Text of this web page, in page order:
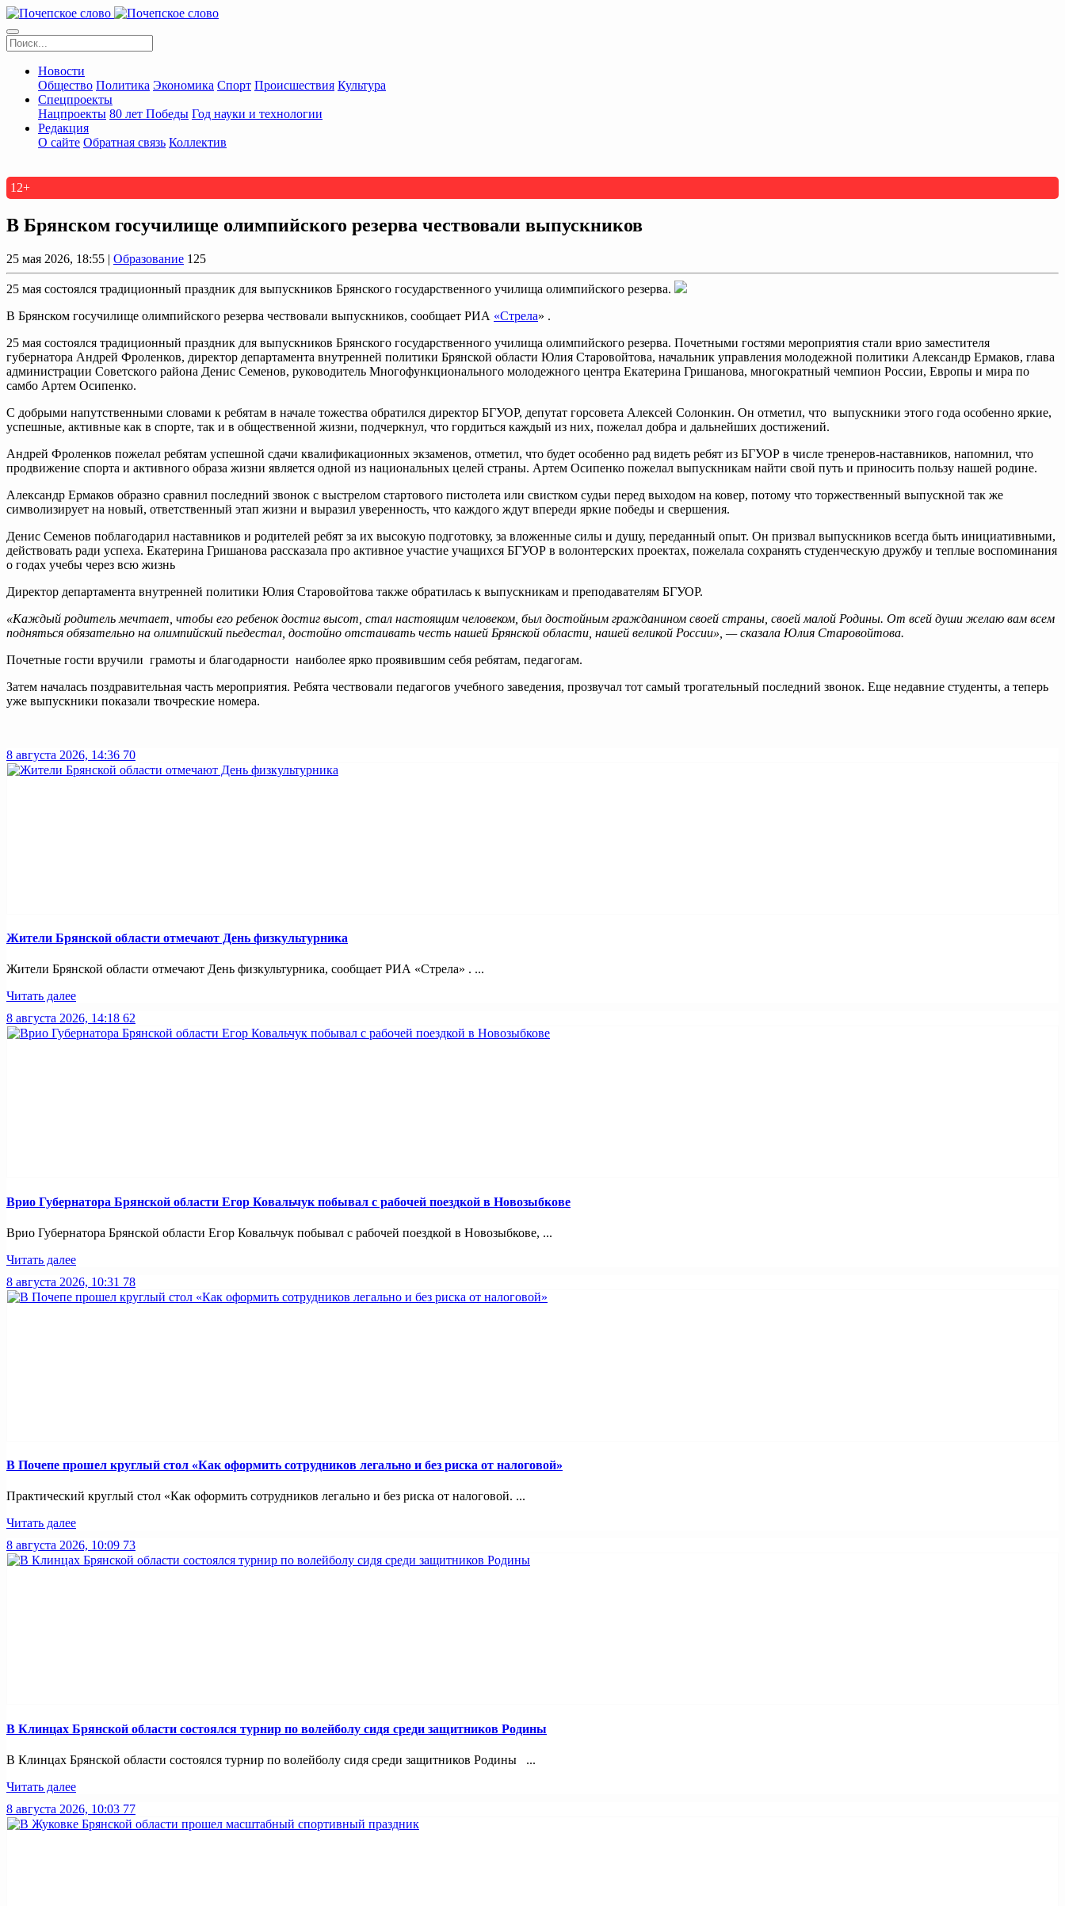
Новости
Общество Политика Экономика Спорт Происшествия Культура
Спецпроекты
Нацпроекты 80 лет Победы Год науки и технологии
Редакция
О сайте Обратная связь Коллектив
12+
В Брянском госучилище олимпийского резерва чествовали выпускников
25 мая 2026, 18:55 | Образование 125
25 мая состоялся традиционный праздник для выпускников Брянского государственного училища олимпийского резерва.
В Брянском госучилище олимпийского резерва чествовали выпускников, сообщает РИА «Стрела» .
25 мая состоялся традиционный праздник для выпускников Брянского государственного училища олимпийского резерва. Почетными гостями мероприятия стали врио заместителя
губернатора Андрей Фроленков, директор департамента внутренней политики Брянской области Юлия Старовойтова, начальник управления молодежной политики Александр Ермаков, глава
администрации Советского района Денис Семенов, руководитель Многофункционального молодежного центра Екатерина Гришанова, многократный чемпион России, Европы и мира по
самбо Артем Осипенко.
С добрыми напутственными словами к ребятам в начале тожества обратился директор БГУОР, депутат горсовета Алексей Солонкин. Он отметил, что выпускники этого года особенно яркие,
успешные, активные как в спорте, так и в общественной жизни, подчеркнул, что гордиться каждый из них, пожелал добра и дальнейших достижений.
Андрей Фроленков пожелал ребятам успешной сдачи квалификационных экзаменов, отметил, что будет особенно рад видеть ребят из БГУОР в числе тренеров-наставников, напомнил, что
продвижение спорта и активного образа жизни является одной из национальных целей страны. Артем Осипенко пожелал выпускникам найти свой путь и приносить пользу нашей родине.
Александр Ермаков образно сравнил последний звонок с выстрелом стартового пистолета или свистком судьи перед выходом на ковер, потому что торжественный выпускной так же
символизирует на новый, ответственный этап жизни и выразил уверенность, что каждого ждут впереди яркие победы и свершения.
Денис Семенов поблагодарил наставников и родителей ребят за их высокую подготовку, за вложенные силы и душу, переданный опыт. Он призвал выпускников всегда быть инициативными,
действовать ради успеха. Екатерина Гришанова рассказала про активное участие учащихся БГУОР в волонтерских проектах, пожелала сохранять студенческую дружбу и теплые воспоминания
о годах учебы через всю жизнь
Директор департамента внутренней политики Юлия Старовойтова также обратилась к выпускникам и преподавателям БГУОР.
«Каждый родитель мечтает, чтобы его ребенок достиг высот, стал настоящим человеком, был достойным гражданином своей страны, своей малой Родины. От всей души желаю вам всем
подняться обязательно на олимпийский пьедестал, достойно отстаивать честь нашей Брянской области, нашей великой России», — сказала Юлия Старовойтова.
Почетные гости вручили грамоты и благодарности наиболее ярко проявившим себя ребятам, педагогам.
Затем началась поздравительная часть мероприятия. Ребята чествовали педагогов учебного заведения, прозвучал тот самый трогательный последний звонок. Еще недавние студенты, а теперь
уже выпускники показали твочреские номера.
8 августа 2026, 14:36 70
Жители Брянской области отмечают День физкультурника
Жители Брянской области отмечают День физкультурника, сообщает РИА «Стрела» . ...
Читать далее
8 августа 2026, 14:18 62
Врио Губернатора Брянской области Егор Ковальчук побывал с рабочей поездкой в Новозыбкове
Врио Губернатора Брянской области Егор Ковальчук побывал с рабочей поездкой в Новозыбкове, ...
Читать далее
8 августа 2026, 10:31 78
В Почепе прошел круглый стол «Как оформить сотрудников легально и без риска от налоговой»
Практический круглый стол «Как оформить сотрудников легально и без риска от налоговой. ...
Читать далее
8 августа 2026, 10:09 73
В Клинцах Брянской области состоялся турнир по волейболу сидя среди защитников Родины
В Клинцах Брянской области состоялся турнир по волейболу сидя среди защитников Родины ...
Читать далее
8 августа 2026, 10:03 77